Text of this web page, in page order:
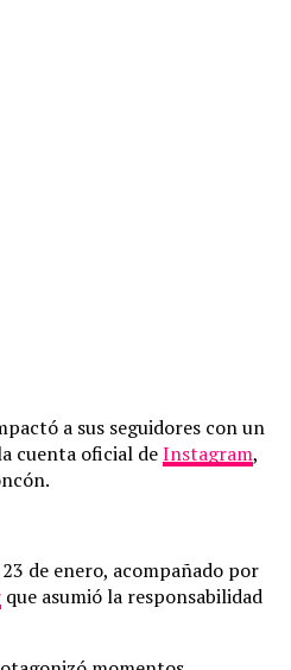
a sus seguidores con un
cuenta oficial deInstagram,
de enero, acompañado por
que asumió la responsabilidad